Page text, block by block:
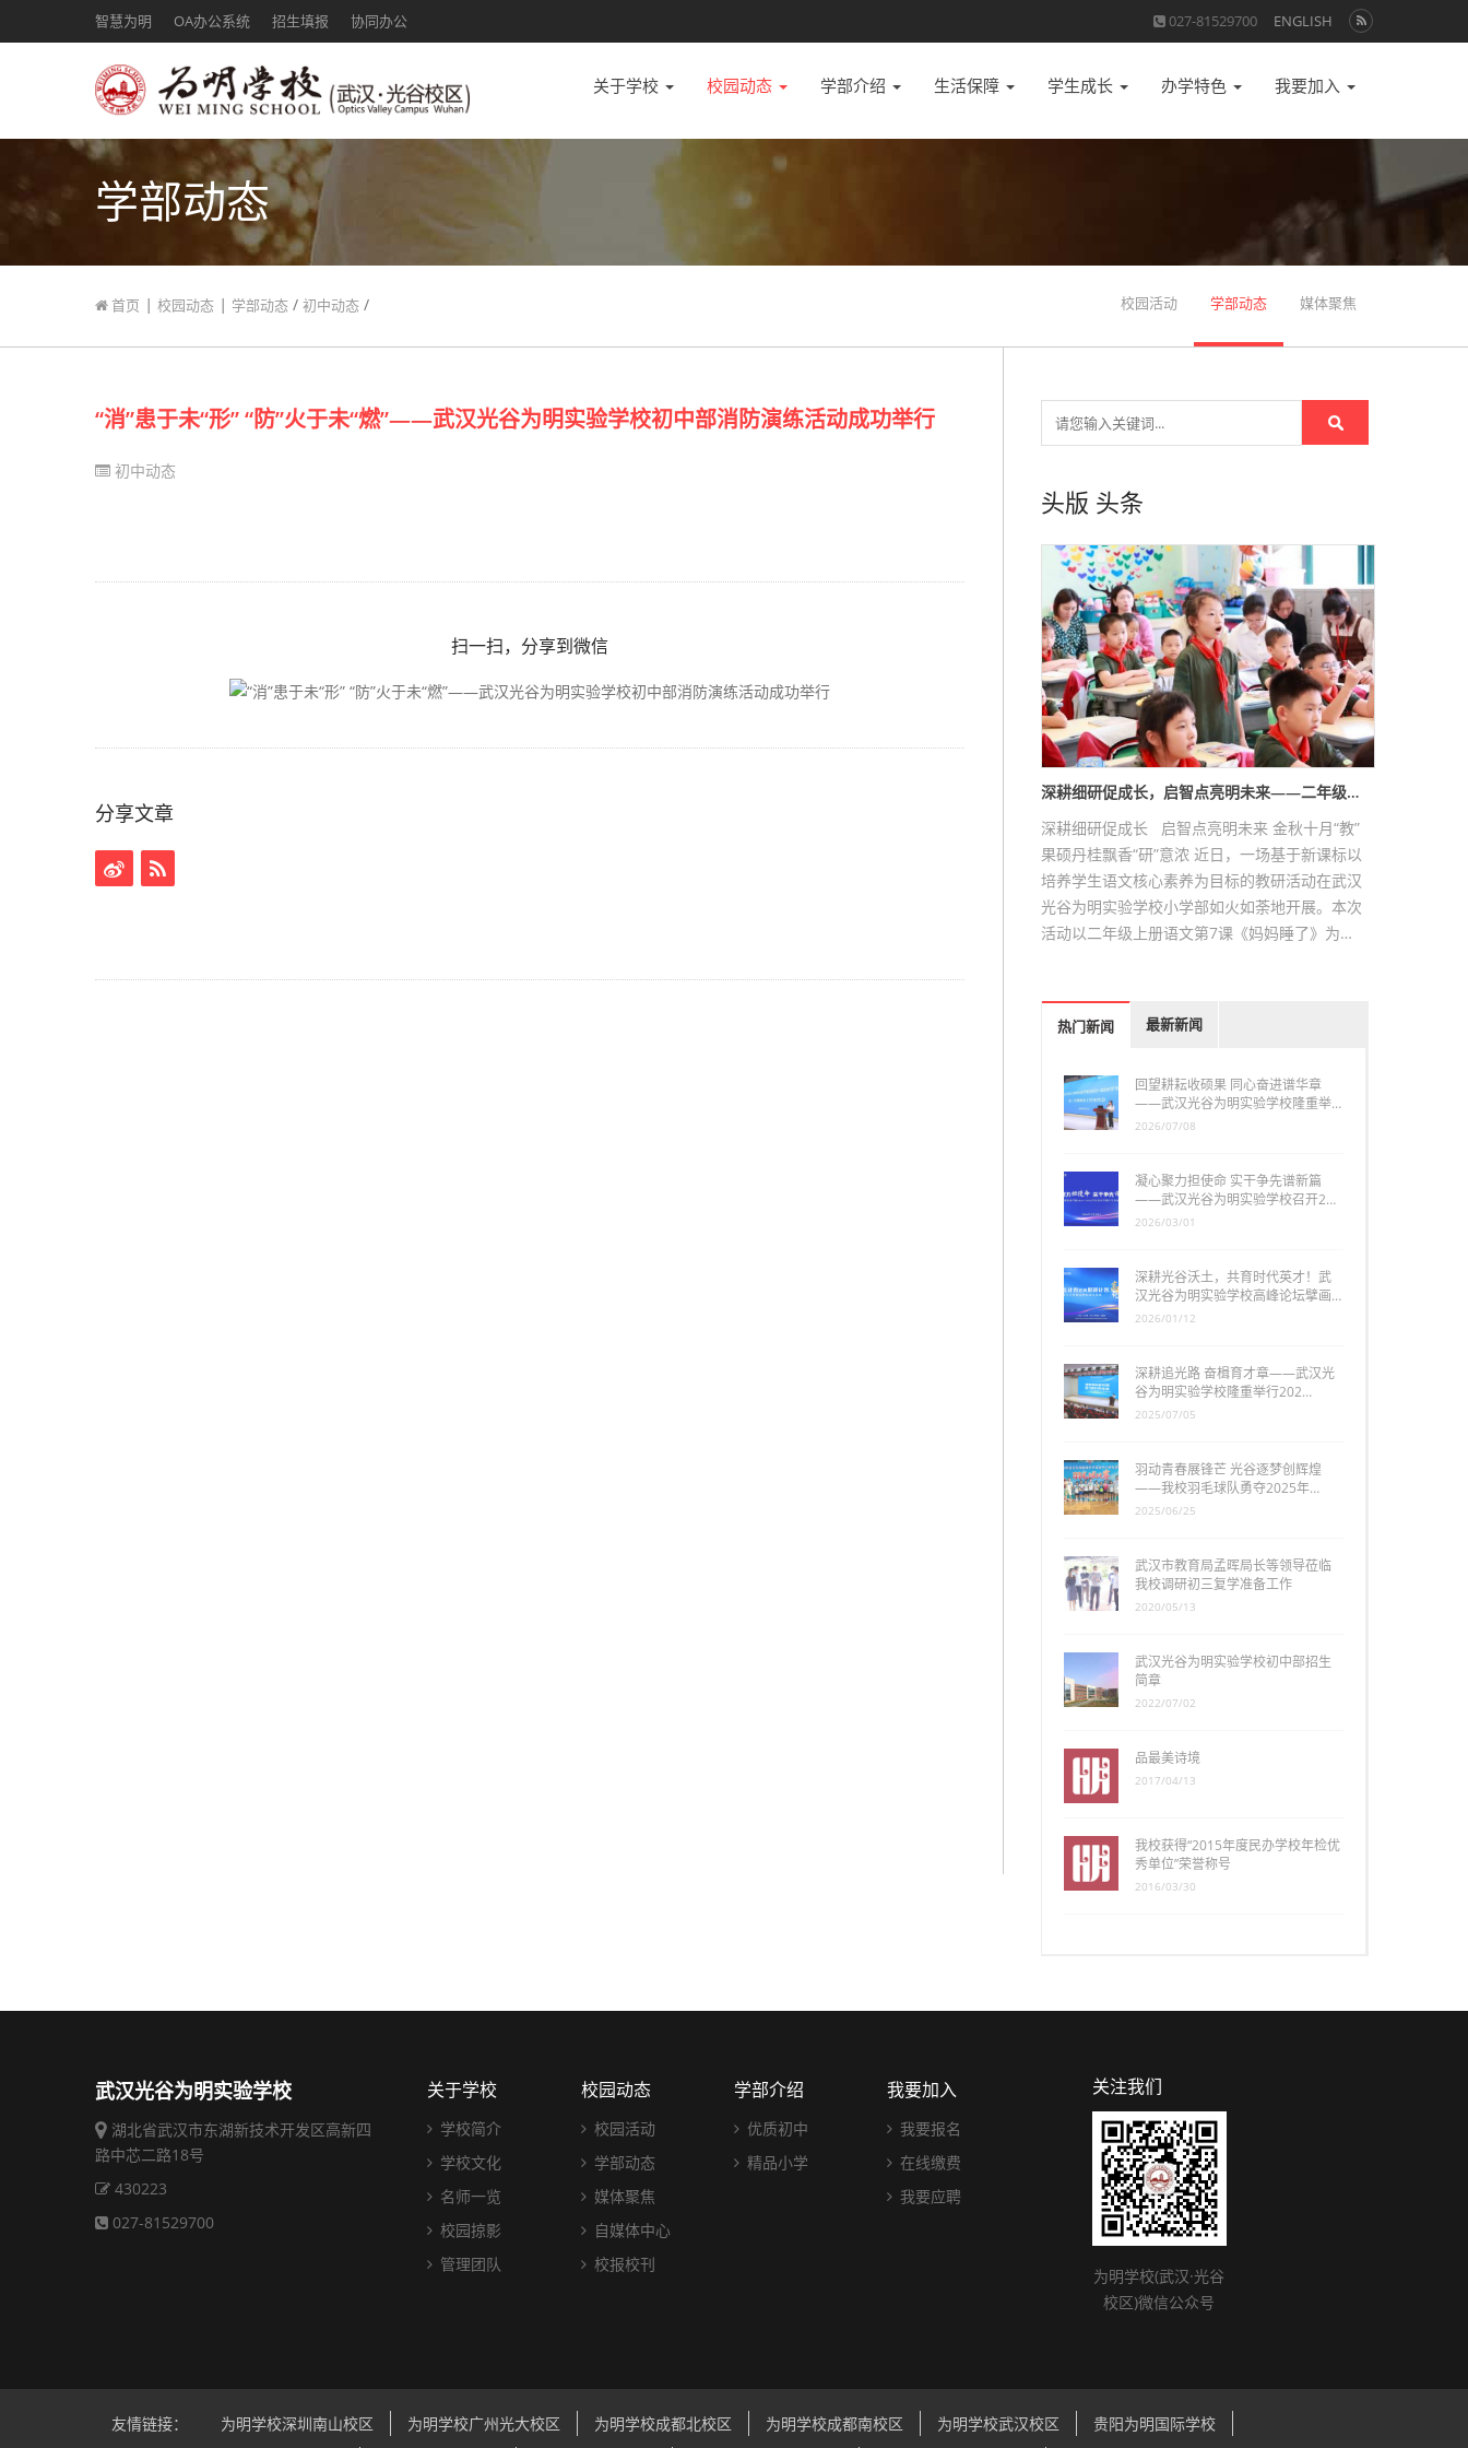
智慧为明 OA办公系统 招生填报 协同办公 027-81529700 ENGLISH
关于学校 校园动态 学部介绍 生活保障 学生成长 办学特色 我要加入
学部动态
首页 | 校园动态 | 学部动态 / 初中动态 / 校园活动 学部动态 媒体聚焦
“消”患于未“形” “防”火于未“燃”——武汉光谷为明实验学校初中部消防演练活动成功举行
初中动态
扫一扫，分享到微信
分享文章
头版 头条
深耕细研促成长，启智点亮明未来——二年级…
深耕细研促成长 启智点亮明未来 金秋十月“教”
果硕丹桂飘香“研”意浓 近日，一场基于新课标以
培养学生语文核心素养为目标的教研活动在武汉
光谷为明实验学校小学部如火如荼地开展。本次
活动以二年级上册语文第7课《妈妈睡了》为…
热门新闻 最新新闻
回望耕耘收硕果 同心奋进谱华章
——武汉光谷为明实验学校隆重举…
2026/07/08
凝心聚力担使命 实干争先谱新篇
——武汉光谷为明实验学校召开2…
2026/03/01
深耕光谷沃土，共育时代英才！武
汉光谷为明实验学校高峰论坛擘画…
2026/01/12
深耕追光路 奋楫育才章——武汉光
谷为明实验学校隆重举行202…
2025/07/05
羽动青春展锋芒 光谷逐梦创辉煌
——我校羽毛球队勇夺2025年…
2025/06/25
武汉市教育局孟晖局长等领导莅临
我校调研初三复学准备工作
2020/05/13
武汉光谷为明实验学校初中部招生
简章
2022/07/02
品最美诗境
2017/04/13
我校获得“2015年度民办学校年检优
秀单位”荣誉称号
2016/03/30
武汉光谷为明实验学校
湖北省武汉市东湖新技术开发区高新四
路中芯二路18号
430223
027-81529700
关于学校
学校简介
学校文化
名师一览
校园掠影
管理团队
校园动态
校园活动
学部动态
媒体聚焦
自媒体中心
校报校刊
学部介绍
优质初中
精品小学
我要加入
我要报名
在线缴费
我要应聘
关注我们
为明学校(武汉·光谷
校区)微信公众号
友情链接： 为明学校深圳南山校区 为明学校广州光大校区 为明学校成都北校区 为明学校成都南校区 为明学校武汉校区 贵阳为明国际学校